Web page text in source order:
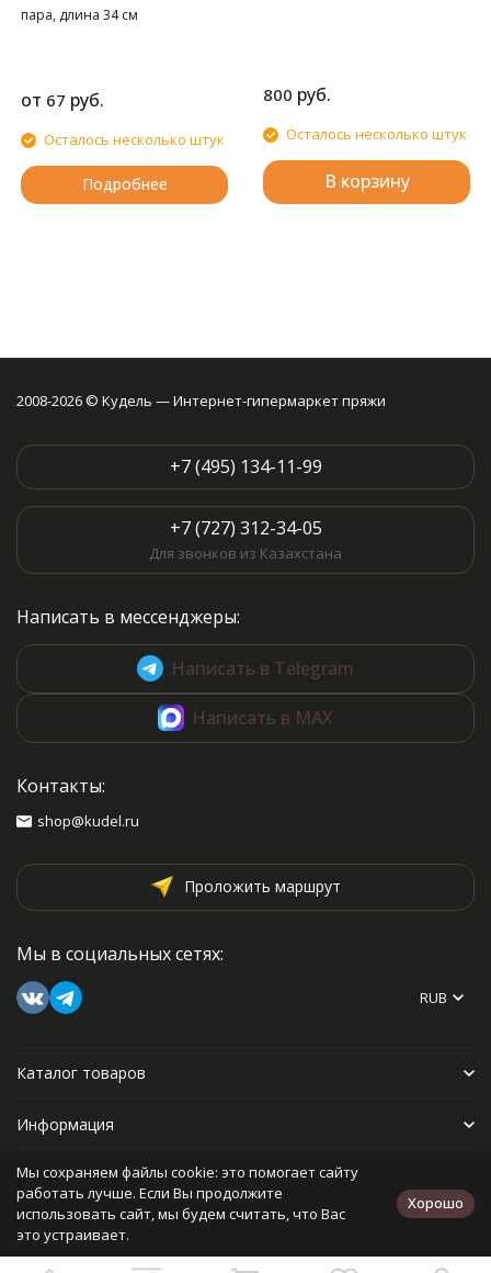
пара, длина 34 см
от 67 руб.
Осталось несколько штук
Подробнее
800 руб.
Осталось несколько штук
В корзину
2008-2026 © Кудель — Интернет-гипермаркет пряжи
+7 (495) 134-11-99
+7 (727) 312-34-05
Для звонков из Казахстана
Написать в мессенджеры:
Написать в Telegram
Написать в MAX
Контакты:
shop@kudel.ru
Проложить маршрут
Мы в социальных сетях:
RUB
Каталог товаров
Информация
Прочее
Политика персональных данных
Мы сохраняем файлы cookie: это помогает сайту
работать лучше. Если Вы продолжите
использовать сайт, мы будем считать, что Вас
это устраивает.
Хорошо